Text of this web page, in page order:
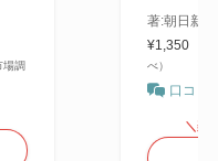
場調
著:朝日新
¥1,350
べ）
口コミ
＼楽